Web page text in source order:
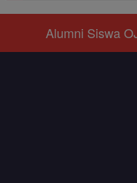
Alumni Siswa